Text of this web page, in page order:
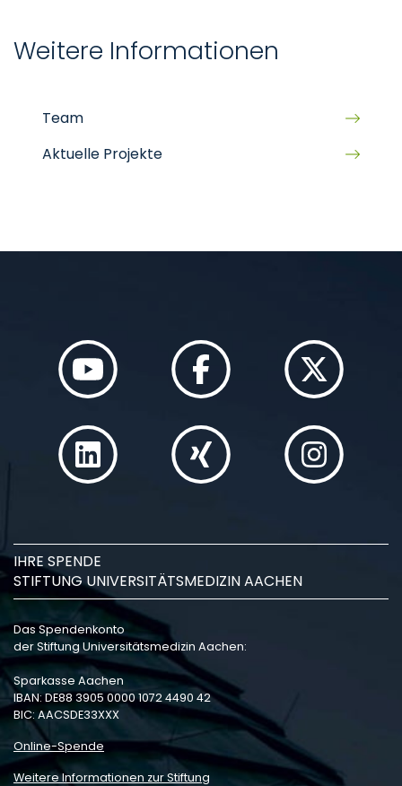
Weitere Informationen
Team
Aktuelle Projekte
IHRE SPENDE
STIFTUNG UNIVERSITÄTSMEDIZIN AACHEN
Das Spendenkonto
der Stiftung Universitätsmedizin Aachen:
Sparkasse Aachen
IBAN: DE88 3905 0000 1072 4490 42
BIC: AACSDE33XXX
Online-Spende
Weitere Informationen zur Stiftung